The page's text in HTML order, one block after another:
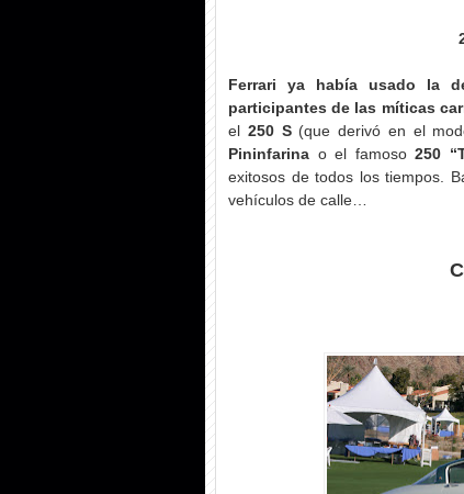
Ferrari ya había usado la
participantes de las míticas
el 250 S (que derivó en el
Pininfarina o el famoso250
exitosos de todos los tiempos.
vehículos de calle…